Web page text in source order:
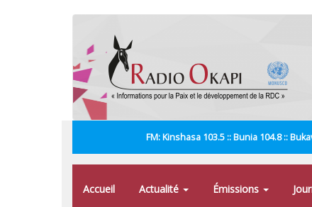
FM: Kinshasa 103.5 :: Bunia 104.8 ::
Accueil Actualité Émissions